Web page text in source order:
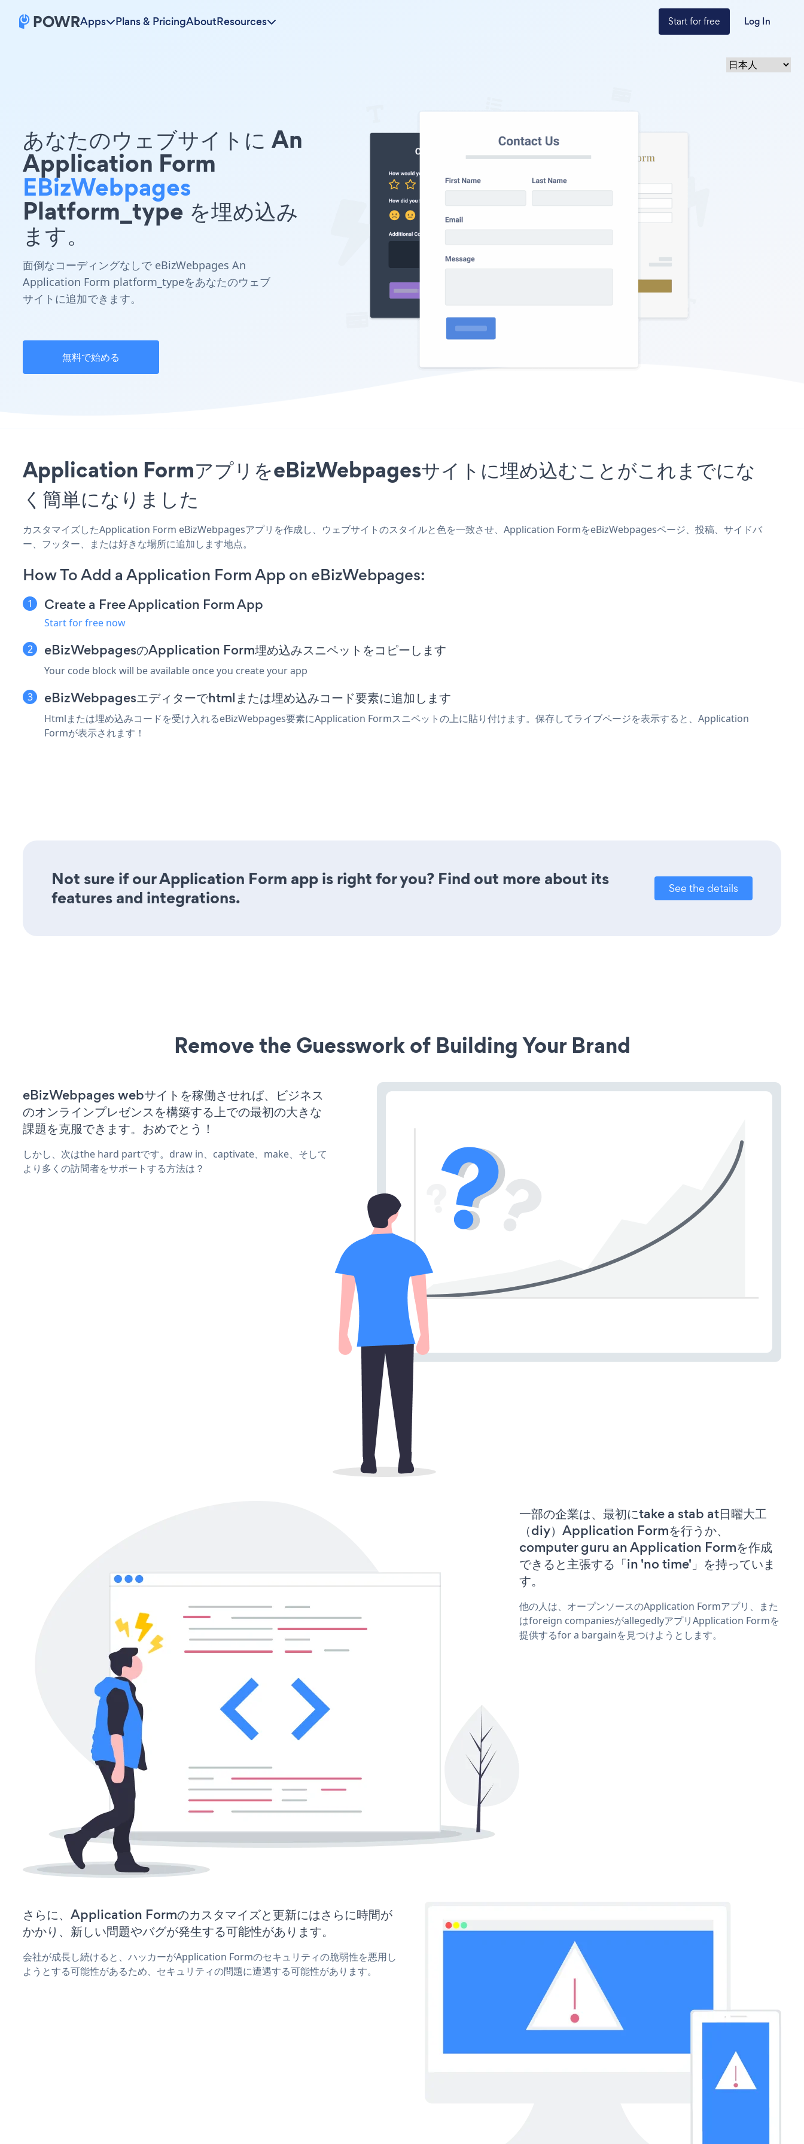
Apps Plans & PricingAboutResources Start for free Log In
あなたのウェブサイトに An
Application Form
EBizWebpages
Platform_type を埋め込み
ます。
面倒なコーディングなしで eBizWebpages An
Application Form platform_typeをあなたのウェブ
サイトに追加できます。
無料で始める
Application FormアプリをeBizWebpagesサイトに埋め込むことがこれまでにな
く簡単になりました
カスタマイズしたApplication Form eBizWebpagesアプリを作成し、ウェブサイトのスタイルと色を一致させ、Application FormをeBizWebpagesページ、投稿、サイドバ
ー、フッター、または好きな場所に追加します地点。
How To Add a Application Form App on eBizWebpages:
Create a Free Application Form App
Start for free now
eBizWebpagesのApplication Form埋め込みスニペットをコピーします
Your code block will be available once you create your app
eBizWebpagesエディターでhtmlまたは埋め込みコード要素に追加します
Htmlまたは埋め込みコードを受け入れるeBizWebpages要素にApplication Formスニペットの上に貼り付けます。保存してライブページを表示すると、Application
Formが表示されます！
Not sure if our Application Form app is right for you? Find out more about its
features and integrations.
See the details
Remove the Guesswork of Building Your Brand
eBizWebpages webサイトを稼働させれば、ビジネス
のオンラインプレゼンスを構築する上での最初の大きな
課題を克服できます。おめでとう！
しかし、次はthe hard partです。draw in、captivate、make、そして
より多くの訪問者をサポートする方法は？
一部の企業は、最初にtake a stab at日曜大工
（diy）Application Formを行うか、
computer guru an Application Formを作成
できると主張する「in 'no time'」を持っていま
す。
他の人は、オープンソースのApplication Formアプリ、また
はforeign companiesがallegedlyアプリApplication Formを
提供するfor a bargainを見つけようとします。
さらに、Application Formのカスタマイズと更新にはさらに時間が
かかり、新しい問題やバグが発生する可能性があります。
会社が成長し続けると、ハッカーがApplication Formのセキュリティの脆弱性を悪用し
ようとする可能性があるため、セキュリティの問題に遭遇する可能性があります。